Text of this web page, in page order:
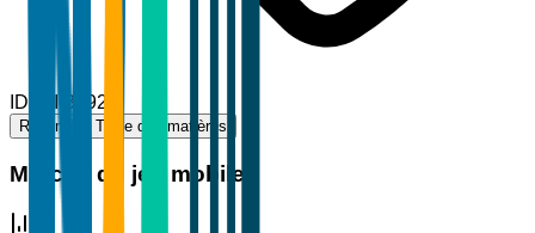
ID TBI-36929
Résumé Table des matières
Marché du jeu mobile